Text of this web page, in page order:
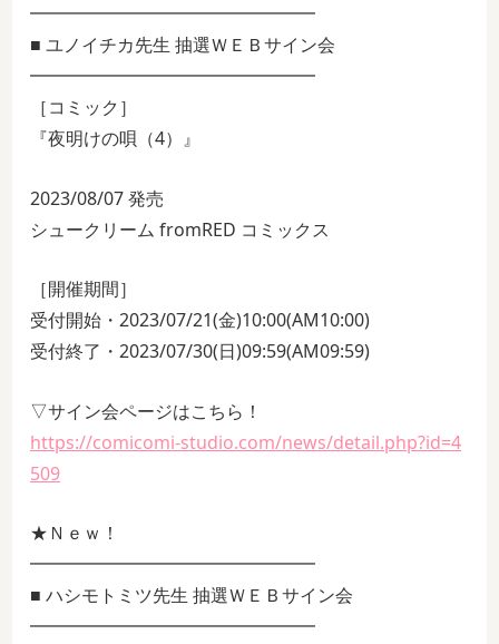
━━━━━━━━━━━━━━━━
■ ユノイチカ先生 抽選ＷＥＢサイン会
━━━━━━━━━━━━━━━━
［コミック］
『夜明けの唄（4）』
2023/08/07 発売
シュークリーム fromRED コミックス
［開催期間］
受付開始・2023/07/21(金)10:00(AM10:00)
受付終了・2023/07/30(日)09:59(AM09:59)
▽サイン会ページはこちら！
https://comicomi-studio.com/news/detail.php?id=4
509
★Ｎｅｗ！
━━━━━━━━━━━━━━━━
■ ハシモトミツ先生 抽選ＷＥＢサイン会
━━━━━━━━━━━━━━━━